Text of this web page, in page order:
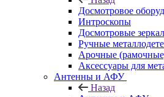
Досмотровое
Интроскопы
Досмотровые
Ручные
Арочные
Аксессуары для
Антенны и АФУ
Назад